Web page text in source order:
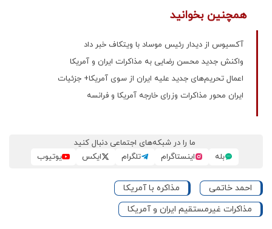
همچنین بخوانید
آکسیوس از دیدار رئیس موساد با ویتکاف خبر داد
واکنش جدید محسن رضایی به مذاکرات ایران و آمریکا
اعمال تحریم‌های جدید علیه ایران از سوی آمریکا+ جزئیات
ایران محور مذاکرات وزرای خارجه آمریکا و فرانسه
ما را در شبکه‌های اجتماعی دنبال کنید
بله
اینستاگرام تلگرام ایکس یوتیوب
احمد خاتمی
مذاکره با آمریکا
مذاکرات غیرمستقیم ایران و آمریکا